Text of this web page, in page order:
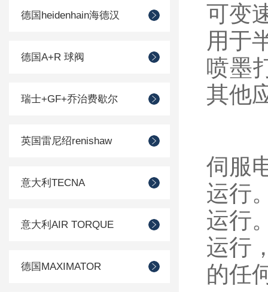
德国heidenhain海德汉
德国A+R 球阀
瑞士+GF+乔治费歇尔
英国雷尼绍renishaw
意大利TECNA
意大利AIR TORQUE
德国MAXIMATOR
可变
用于
喷墨
其他
伺服
运行
运行
运行
的任